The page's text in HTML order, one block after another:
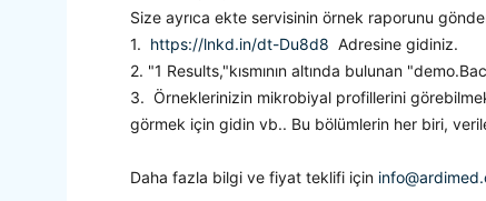
Size ayrıca ekte servisinin örnek raporunu
1. https://lnkd.in/dt-Du8d8 Adresine gidiniz.
2. "1 Results,"kısmının altında bulunan
3. Örneklerinizin mikrobiyal profillerini
görmek için gidin vb.. Bu bölümlerin her biri,
Daha fazla bilgi ve fiyat teklifi için